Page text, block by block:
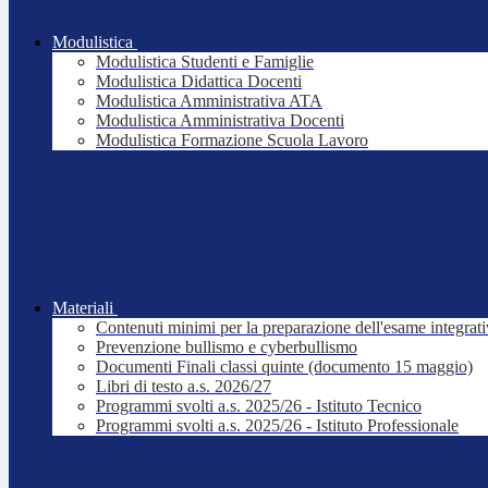
Modulistica
Modulistica Studenti e Famiglie
Modulistica Didattica Docenti
Modulistica Amministrativa ATA
Modulistica Amministrativa Docenti
Modulistica Formazione Scuola Lavoro
Materiali
Contenuti minimi per la preparazione dell'esame
Prevenzione bullismo e cyberbullismo
Documenti Finali classi quinte (documento 15 maggio)
Libri di testo a.s. 2026/27
Programmi svolti a.s. 2025/26 - Istituto Tecnico
Programmi svolti a.s. 2025/26 - Istituto Professionale